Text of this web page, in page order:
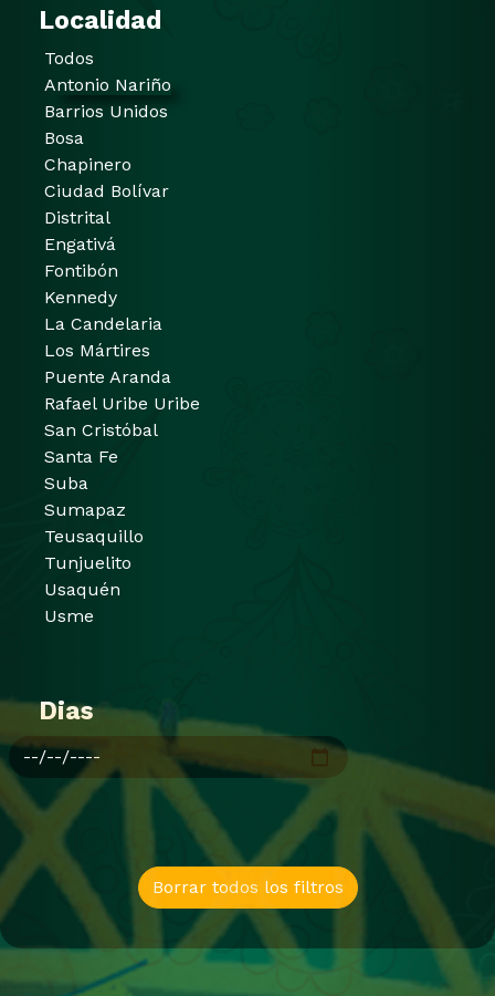
Localidad
Todos
Antonio Nariño
Barrios Unidos
Bosa
Chapinero
Ciudad Bolívar
Distrital
Engativá
Fontibón
Kennedy
La Candelaria
Los Mártires
Puente Aranda
Rafael Uribe Uribe
San Cristóbal
Santa Fe
Suba
Sumapaz
Teusaquillo
Tunjuelito
Usaquén
Usme
Dias
Borrar todos los filtros